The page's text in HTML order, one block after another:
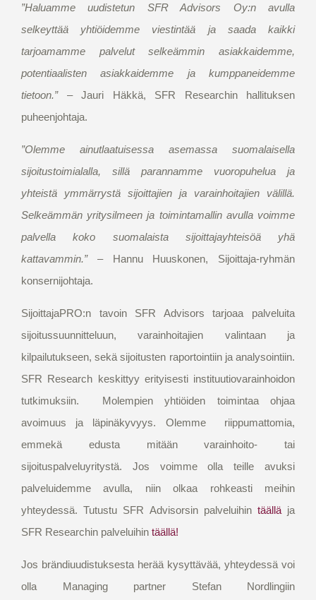
”Haluamme uudistetun SFR Advisors Oy:n avulla
selkeyttää yhtiöidemme viestintää ja saada kaikki
tarjoamamme palvelut selkeämmin asiakkaidemme,
potentiaalisten asiakkaidemme ja kumppaneidemme
tietoon.”– Jauri Häkkä, SFR Researchin hallituksen
puheenjohtaja.
”Olemme ainutlaatuisessa asemassa suomalaisella
sijoitustoimialalla, sillä parannamme vuoropuhelua ja
yhteistä ymmärrystä sijoittajien ja varainhoitajien välillä.
Selkeämmän yritysilmeen ja toimintamallin avulla voimme
palvella koko suomalaista sijoittajayhteisöä yhä
kattavammin.”– Hannu Huuskonen, Sijoittaja-ryhmän
konsernijohtaja.
SijoittajaPRO:n tavoin SFR Advisors tarjoaa palveluita
sijoitussuunnitteluun, varainhoitajien valintaan ja
kilpailutukseen, sekä sijoitusten raportointiin ja analysointiin.
SFR Research keskittyy erityisesti instituutiovarainhoidon
tutkimuksiin. Molempien yhtiöiden toimintaa ohjaa
avoimuus ja läpinäkyvyys. Olemme riippumattomia,
emmekä edusta mitään varainhoito- tai
sijoituspalveluyritystä. Jos voimme olla teille avuksi
palveluidemme avulla, niin olkaa rohkeasti meihin
yhteydessä. Tutustu SFR Advisorsin palveluihin täälläja
SFR Researchin palveluihin täällä!
Jos brändiuudistuksesta herää kysyttävää, yhteydessä voi
olla Managing partner Stefan Nordlingiin